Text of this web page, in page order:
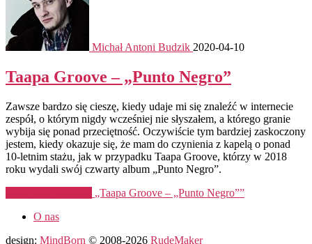
Michał Antoni Budzik 2020-04-10
Taapa Groove – „Punto Negro”
Zawsze bardzo się cieszę, kiedy udaje mi się znaleźć w internecie
zespół, o którym nigdy wcześniej nie słyszałem, a którego granie
wybija się ponad przeciętność. Oczywiście tym bardziej zaskoczony
jestem, kiedy okazuje się, że mam do czynienia z kapelą o ponad
10-letnim stażu, jak w przypadku Taapa Groove, którzy w 2018
roku wydali swój czwarty album „Punto Negro”.
„Taapa Groove – „Punto Negro””
O nas
design: MindBorn © 2008-2026 RudeMaker